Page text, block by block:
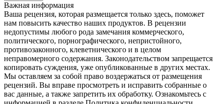
Важная информация
Ваша рецензия, которая размещается только здесь, поможет
нам повысить качество наших продуктов. В рецензии
недопустимы любого рода замечания коммерческого,
политического, порнографического, непристойного,
противозаконного, клеветнического и в целом
неправомерного содержания. Законодательством запрещается
копировать суждения, уже опубликованные в других местах.
Мы оставляем за собой право воздержаться от размещения
рецензий. Вы вправе просмотреть и исправить собранные о
вас данные, а также запретить их обработку. Ознакомьтесь с